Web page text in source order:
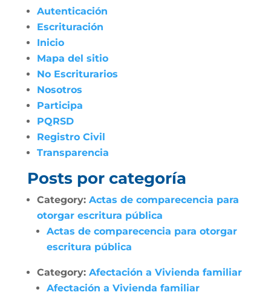
Autenticación
Escrituración
Inicio
Mapa del sitio
No Escriturarios
Nosotros
Participa
PQRSD
Registro Civil
Transparencia
Posts por categoría
Category: Actas de comparecencia para
otorgar escritura pública
Actas de comparecencia para otorgar
escritura pública
Category: Afectación a Vivienda familiar
Afectación a Vivienda familiar